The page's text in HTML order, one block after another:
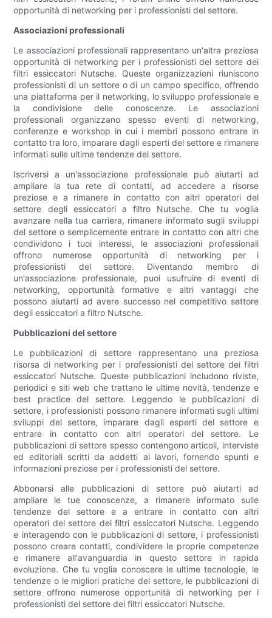
opportunità di networking per i professionisti del settore.
Associazioni professionali
Le associazioni professionali rappresentano un'altra preziosa
opportunità di networking per i professionisti del settore dei
filtri essiccatori Nutsche. Queste organizzazioni riuniscono
professionisti di un settore o di un campo specifico, offrendo
una piattaforma per il networking, lo sviluppo professionale e
la condivisione delle conoscenze. Le associazioni
professionali organizzano spesso eventi di networking,
conferenze e workshop in cui i membri possono entrare in
contatto tra loro, imparare dagli esperti del settore e rimanere
informati sulle ultime tendenze del settore.
Iscriversi a un'associazione professionale può aiutarti ad
ampliare la tua rete di contatti, ad accedere a risorse
preziose e a rimanere in contatto con altri operatori del
settore degli essiccatori a filtro Nutsche. Che tu voglia
avanzare nella tua carriera, rimanere informato sugli sviluppi
del settore o semplicemente entrare in contatto con altri che
condividono i tuoi interessi, le associazioni professionali
offrono numerose opportunità di networking per i
professionisti del settore. Diventando membro di
un'associazione professionale, puoi usufruire di eventi di
networking, opportunità formative e altri vantaggi che
possono aiutarti ad avere successo nel competitivo settore
degli essiccatori a filtro Nutsche.
Pubblicazioni del settore
Le pubblicazioni di settore rappresentano una preziosa
risorsa di networking per i professionisti del settore dei filtri
essiccatori Nutsche. Queste pubblicazioni includono riviste,
periodici e siti web che trattano le ultime novità, tendenze e
best practice del settore. Leggendo le pubblicazioni di
settore, i professionisti possono rimanere informati sugli ultimi
sviluppi del settore, imparare dagli esperti del settore e
entrare in contatto con altri operatori del settore. Le
pubblicazioni di settore spesso contengono articoli, interviste
ed editoriali scritti da addetti ai lavori, fornendo spunti e
informazioni preziose per i professionisti del settore.
Abbonarsi alle pubblicazioni di settore può aiutarti ad
ampliare le tue conoscenze, a rimanere informato sulle
tendenze del settore e a entrare in contatto con altri
operatori del settore dei filtri essiccatori Nutsche. Leggendo
e interagendo con le pubblicazioni di settore, i professionisti
possono creare contatti, condividere le proprie competenze
e rimanere all'avanguardia in questo settore in rapida
evoluzione. Che tu voglia conoscere le ultime tecnologie, le
tendenze o le migliori pratiche del settore, le pubblicazioni di
settore offrono numerose opportunità di networking per i
professionisti del settore dei filtri essiccatori Nutsche.